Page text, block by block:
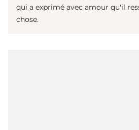
qui a exprimé avec amour qu'il
chose.